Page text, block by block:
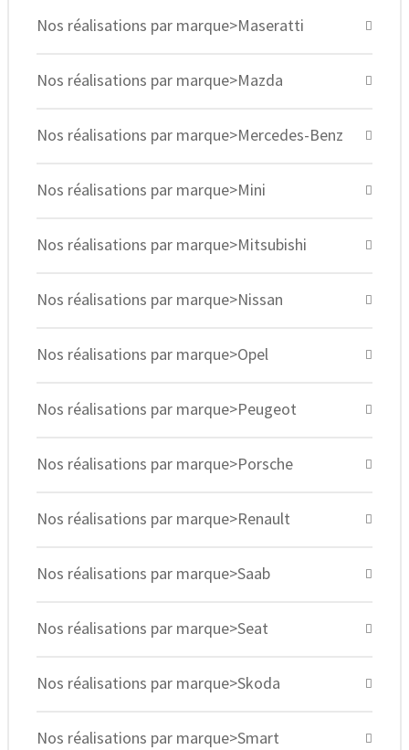
Nos réalisations par marque>Maseratti
Nos réalisations par marque>Mazda
Nos réalisations par marque>Mercedes-Benz
Nos réalisations par marque>Mini
Nos réalisations par marque>Mitsubishi
Nos réalisations par marque>Nissan
Nos réalisations par marque>Opel
Nos réalisations par marque>Peugeot
Nos réalisations par marque>Porsche
Nos réalisations par marque>Renault
Nos réalisations par marque>Saab
Nos réalisations par marque>Seat
Nos réalisations par marque>Skoda
Nos réalisations par marque>Smart